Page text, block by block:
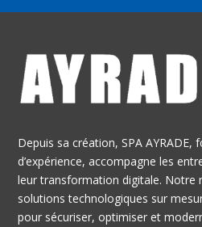
Depuis sa création, SPA AYRADE,
d’expérience, accompagne les
leur transformation digitale. Notre
solutions technologiques sur
pour sécuriser, optimiser et